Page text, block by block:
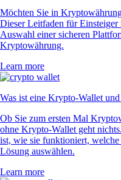
Möchten Sie in
Dieser Leitfaden für
Auswahl einer sicheren
Kryptowährung.
Learn more
Was ist eine Krypto-Wallet
Ob Sie zum ersten Mal
ohne Krypto-Wallet geht
ist, wie sie funktioniert,
Lösung auswählen.
Learn more